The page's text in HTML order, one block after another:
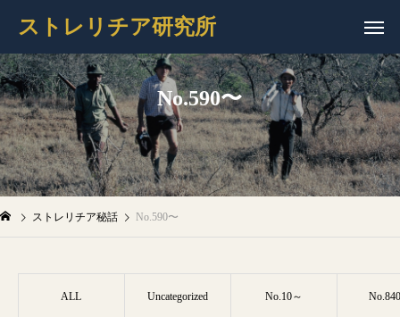
ストレリチア研究所
No.590〜
ストレリチア秘話 No.590〜
ALL Uncategorized No.10～